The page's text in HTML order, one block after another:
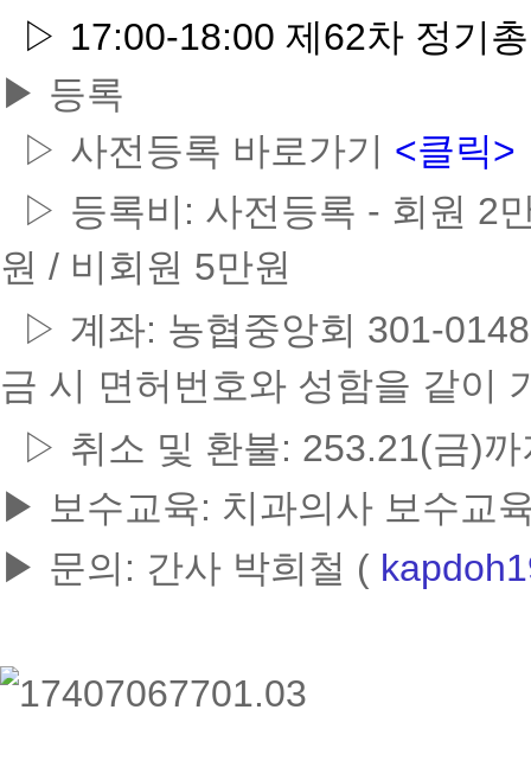
▷ 17:00-18:00 제62차 정기
▶ 등록
▷ 사전등록 바로가기 <클릭>
▷ 등록비: 사전등록 - 회원 2
원 / 비회원 5만원
▷ 계좌: 농협중앙회 301-
금 시 면허번호와 성함을 같이
▷ 취소 및 환불: 253.21(금)까
▶ 보수교육: 치과의사 보수교
▶ 문의 : 간사 박희철 (